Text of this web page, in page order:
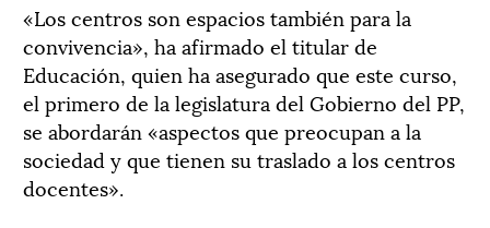
«Los centros son espacios también para la
convivencia», ha afirmado el titular de
Educación, quien ha asegurado que este curso,
el primero de la legislatura del Gobierno del PP,
se abordarán «aspectos que preocupan a la
sociedad y que tienen su traslado a los centros
docentes».